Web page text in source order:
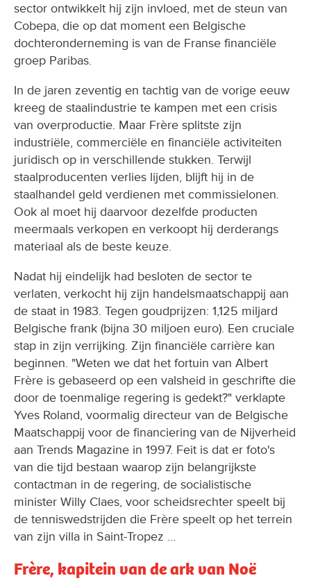
sector ontwikkelt hij zijn invloed, met de steun van
Cobepa, die op dat moment een Belgische
dochteronderneming is van de Franse financiële
groep Paribas.
In de jaren zeventig en tachtig van de vorige eeuw
kreeg de staalindustrie te kampen met een crisis
van overproductie. Maar Frère splitste zijn
industriële, commerciële en financiële activiteiten
juridisch op in verschillende stukken. Terwijl
staalproducenten verlies lijden, blijft hij in de
staalhandel geld verdienen met commissielonen.
Ook al moet hij daarvoor dezelfde producten
meermaals verkopen en verkoopt hij derderangs
materiaal als de beste keuze.
Nadat hij eindelijk had besloten de sector te
verlaten, verkocht hij zijn handelsmaatschappij aan
de staat in 1983. Tegen goudprijzen: 1,125 miljard
Belgische frank (bijna 30 miljoen euro). Een cruciale
stap in zijn verrijking. Zijn financiële carrière kan
beginnen. "Weten we dat het fortuin van Albert
Frère is gebaseerd op een valsheid in geschrifte die
door de toenmalige regering is gedekt?" verklapte
Yves Roland, voormalig directeur van de Belgische
Maatschappij voor de financiering van de Nijverheid
aan Trends Magazine in 1997. Feit is dat er foto's
van die tijd bestaan waarop zijn belangrijkste
contactman in de regering, de socialistische
minister Willy Claes, voor scheidsrechter speelt bij
de tenniswedstrijden die Frère speelt op het terrein
van zijn villa in Saint-Tropez …
Frère, kapitein van de ark van Noë